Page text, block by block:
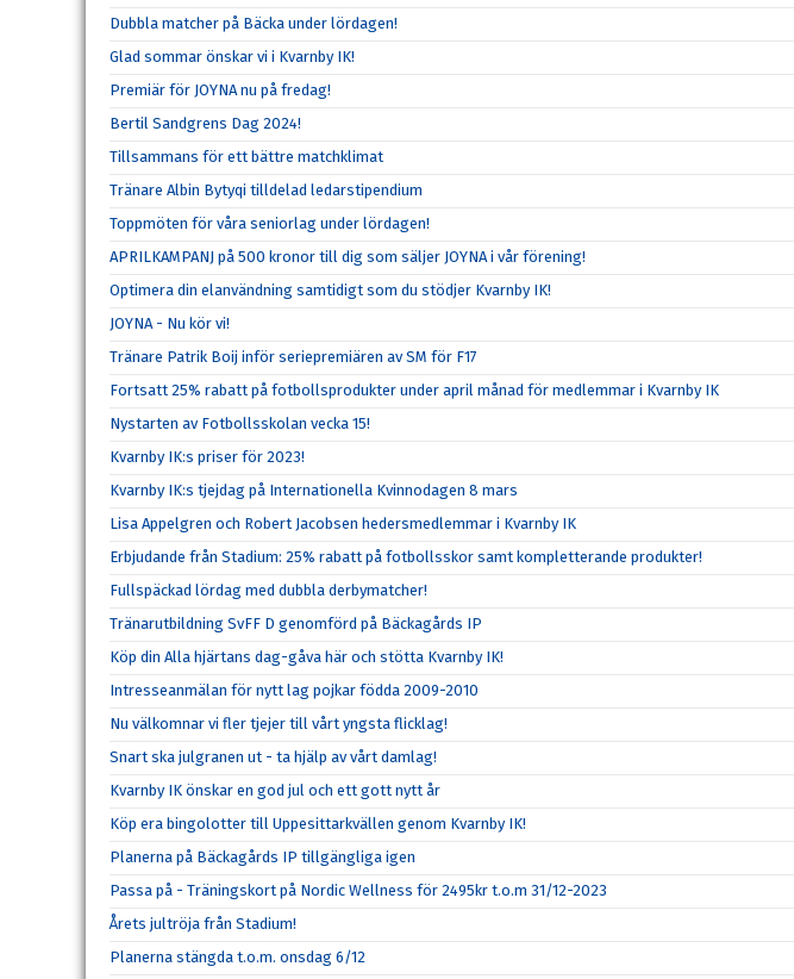
Dubbla matcher på Bäcka under lördagen!
Glad sommar önskar vi i Kvarnby IK!
Premiär för JOYNA nu på fredag!
Bertil Sandgrens Dag 2024!
Tillsammans för ett bättre matchklimat
Tränare Albin Bytyqi tilldelad ledarstipendium
Toppmöten för våra seniorlag under lördagen!
APRILKAMPANJ på 500 kronor till dig som säljer JOYNA i vår förening!
Optimera din elanvändning samtidigt som du stödjer Kvarnby IK!
JOYNA - Nu kör vi!
Tränare Patrik Boij inför seriepremiären av SM för F17
Fortsatt 25% rabatt på fotbollsprodukter under april månad för medlemmar i Kvarnby IK
Nystarten av Fotbollsskolan vecka 15!
Kvarnby IK:s priser för 2023!
Kvarnby IK:s tjejdag på Internationella Kvinnodagen 8 mars
Lisa Appelgren och Robert Jacobsen hedersmedlemmar i Kvarnby IK
Erbjudande från Stadium: 25% rabatt på fotbollsskor samt kompletterande produkter!
Fullspäckad lördag med dubbla derbymatcher!
Tränarutbildning SvFF D genomförd på Bäckagårds IP
Köp din Alla hjärtans dag-gåva här och stötta Kvarnby IK!
Intresseanmälan för nytt lag pojkar födda 2009-2010
Nu välkomnar vi fler tjejer till vårt yngsta flicklag!
Snart ska julgranen ut - ta hjälp av vårt damlag!
Kvarnby IK önskar en god jul och ett gott nytt år
Köp era bingolotter till Uppesittarkvällen genom Kvarnby IK!
Planerna på Bäckagårds IP tillgängliga igen
Passa på - Träningskort på Nordic Wellness för 2495kr t.o.m 31/12-2023
Årets jultröja från Stadium!
Planerna stängda t.o.m. onsdag 6/12